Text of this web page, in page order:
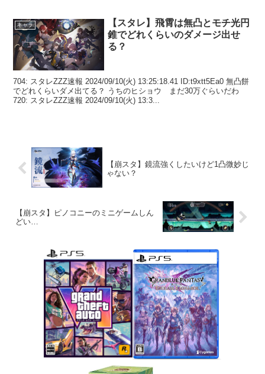
キャラ
【スタレ】飛霄は無凸とモチ光円
錐でどれくらいのダメージ出せ
る？
704: スタレZZZ速報 2024/09/10(火) 13:25:18.41 ID:t9xtt5Ea0 無凸餅
でどれくらいダメ出てる？ うちのヒショウ まだ30万ぐらいだわ
720: スタレZZZ速報 2024/09/10(火) 13:3...
【崩スタ】鏡流強くしたいけど1凸微妙じ
ゃない？
【崩スタ】ピノコニーのミニゲームしん
どい…